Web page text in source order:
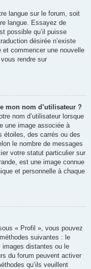
langue sur le forum, soit
langue. Essayez de
possible qu’il puisse
désirée n’existe
commencer une nouvelle
rendre sur
mon nom d’utilisateur ?
nom d’utilisateur lorsque
une image associée à
étoiles, des carrés ou des
le nombre de messages
votre statut particulier sur
est une image connue
et personnelle à chaque
« Profil », vous pouvez
suivantes : le
images distantes ou le
du forum peuvent activer
qu’ils veuillent